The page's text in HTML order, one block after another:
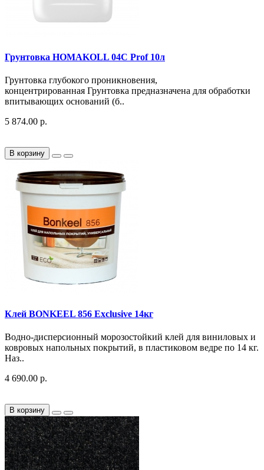
Грунтовка HOMAKOLL 04C Prof 10л
Грунтовка глубокого проникновения,
концентрированная Грунтовка предназначена для обработки
впитывающих оснований (б..
5 874.00 р.
В корзину
Клей BONKEEL 856 Exclusive 14кг
Водно-дисперсионный морозостойкий клей для виниловых и
ковровых напольных покрытий, в пластиковом ведре по 14 кг.
Наз..
4 690.00 р.
В корзину